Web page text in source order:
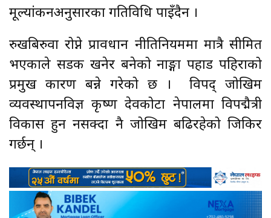
मूल्यांकनअनुसारका गतिविधि पाइँदैन ।
रुखबिरुवा रोप्ने प्रावधान नीतिनियममा मात्रै सीमित
भएकाले सडक खनेर बनेको नाङ्गा पहाड पहिराको
प्रमुख कारण बन्ने गरेको छ । विपद् जोखिम
व्यवस्थापनविज्ञ कृष्ण देवकोटा नेपालमा विपद्मैत्री
विकास हुन नसक्दा नै जोखिम बढिरहेको जिकिर
गर्छन् ।